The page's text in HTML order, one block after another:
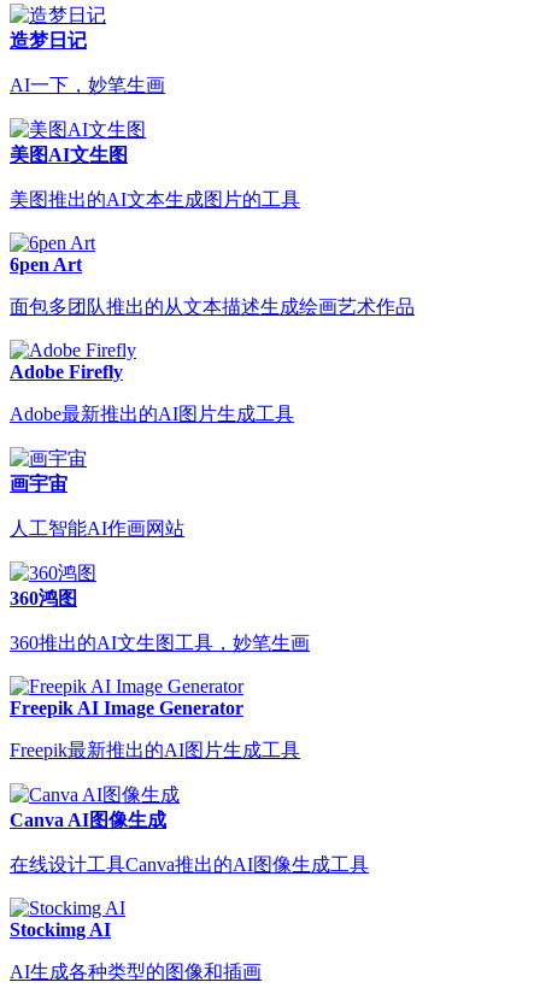
造梦日记
AI一下，妙笔生画
美图AI文生图
美图推出的AI文本生成图片的工具
6pen Art
面包多团队推出的从文本描述生成绘画艺术作品
Adobe Firefly
Adobe最新推出的AI图片生成工具
画宇宙
人工智能AI作画网站
360鸿图
360推出的AI文生图工具，妙笔生画
Freepik AI Image Generator
Freepik最新推出的AI图片生成工具
Canva AI图像生成
在线设计工具Canva推出的AI图像生成工具
Stockimg AI
AI生成各种类型的图像和插画